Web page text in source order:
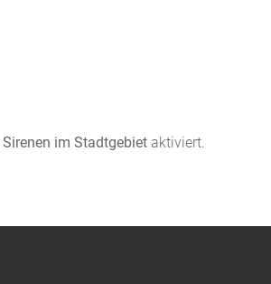
Sirenen im Stadtgebiet aktiviert.